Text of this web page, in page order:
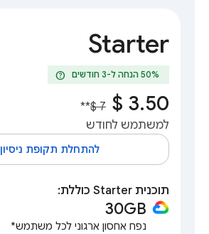
Starter
help
**
למשתמש לחודש
להתחלת תקופת ניסיון
תוכנית Starter כוללת:
30GB‎
נפח אחסון ארגוני לכל משתמש*